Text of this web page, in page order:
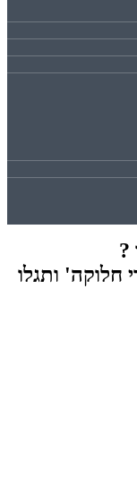
?
חלוקה' ותגלו